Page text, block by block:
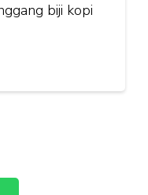
biji kopi